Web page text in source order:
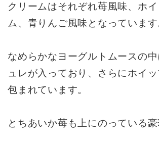
クリームはそれぞれ苺風味、ホ
ム、青りんご風味となっています
なめらかなヨーグルトムースの
ュレが入っており、さらにホイ
包まれています。
とちあいか苺も上にのっている豪